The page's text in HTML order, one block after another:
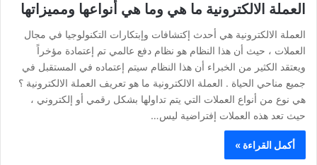
العملة الالكترونية ما هي وما هي أنواعها ومميزاتها
العملة الالكترونية هي أحدث إكتشافات وإبتكارات التكنولوجيا في مجال
العملات ، حيث أن هذا النظام هو نظام دفع عالمي تم إعتمادة مؤخراً
ويعتقد الكثير من الخبراء أن هذا النظام سيتم إعتماده في المستقبل في
جميع مناحي الحياة . العملة الالكترونية ما هو تعريف العملة الالكترونية ؟
هي نوع من أنواع العملات التي يتم تداولها بشكل رقمي أو إلكتروني ،
حيث تعد هذه العملات إفتراضية ليس…
أكمل القراءة »